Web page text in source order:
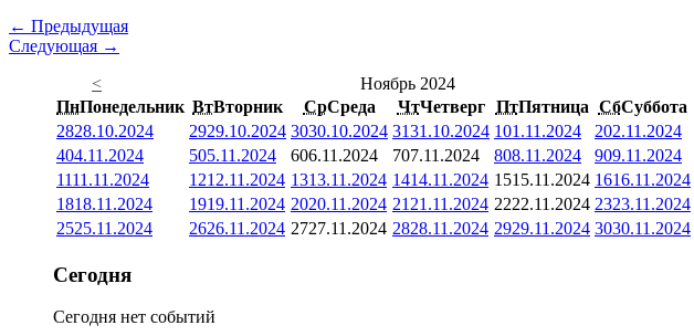
← Предыдущая
Следующая →
<
Ноябрь 2024
ПнПонедельник ВтВторник СрСреда ЧтЧетверг ПтПятница СбСуббота
2828.10.2024 2929.10.2024 3030.10.2024 3131.10.2024 101.11.2024 202.11.2024
404.11.2024 505.11.2024 606.11.2024 707.11.2024 808.11.2024 909.11.2024
1111.11.2024 1212.11.2024 1313.11.2024 1414.11.2024 1515.11.2024 1616.11.2024
1818.11.2024 1919.11.2024 2020.11.2024 21 21.11.2024 2222.11.2024 2323.11.2024
2525.11.2024 2626.11.2024 2727.11.2024 2828.11.2024 2929.11.2024 3030.11.2024
Сегодня
Сегодня нет событий